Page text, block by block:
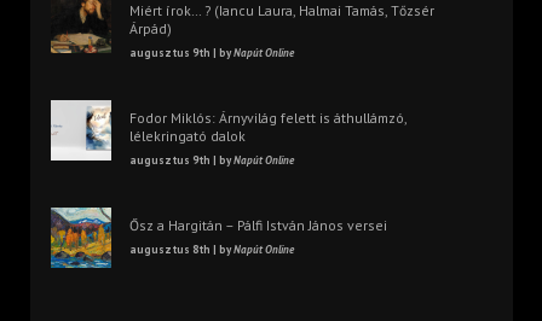
Miért írok… ? (Iancu Laura, Halmai Tamás, Tőzsér
Árpád)
augusztus 9th | byNapút Online
Fodor Miklós: Árnyvilág felett is áthullámzó,
lélekringató dalok
augusztus 9th | byNapút Online
Ősz a Hargitán – Pálfi István János versei
augusztus 8th | byNapút Online